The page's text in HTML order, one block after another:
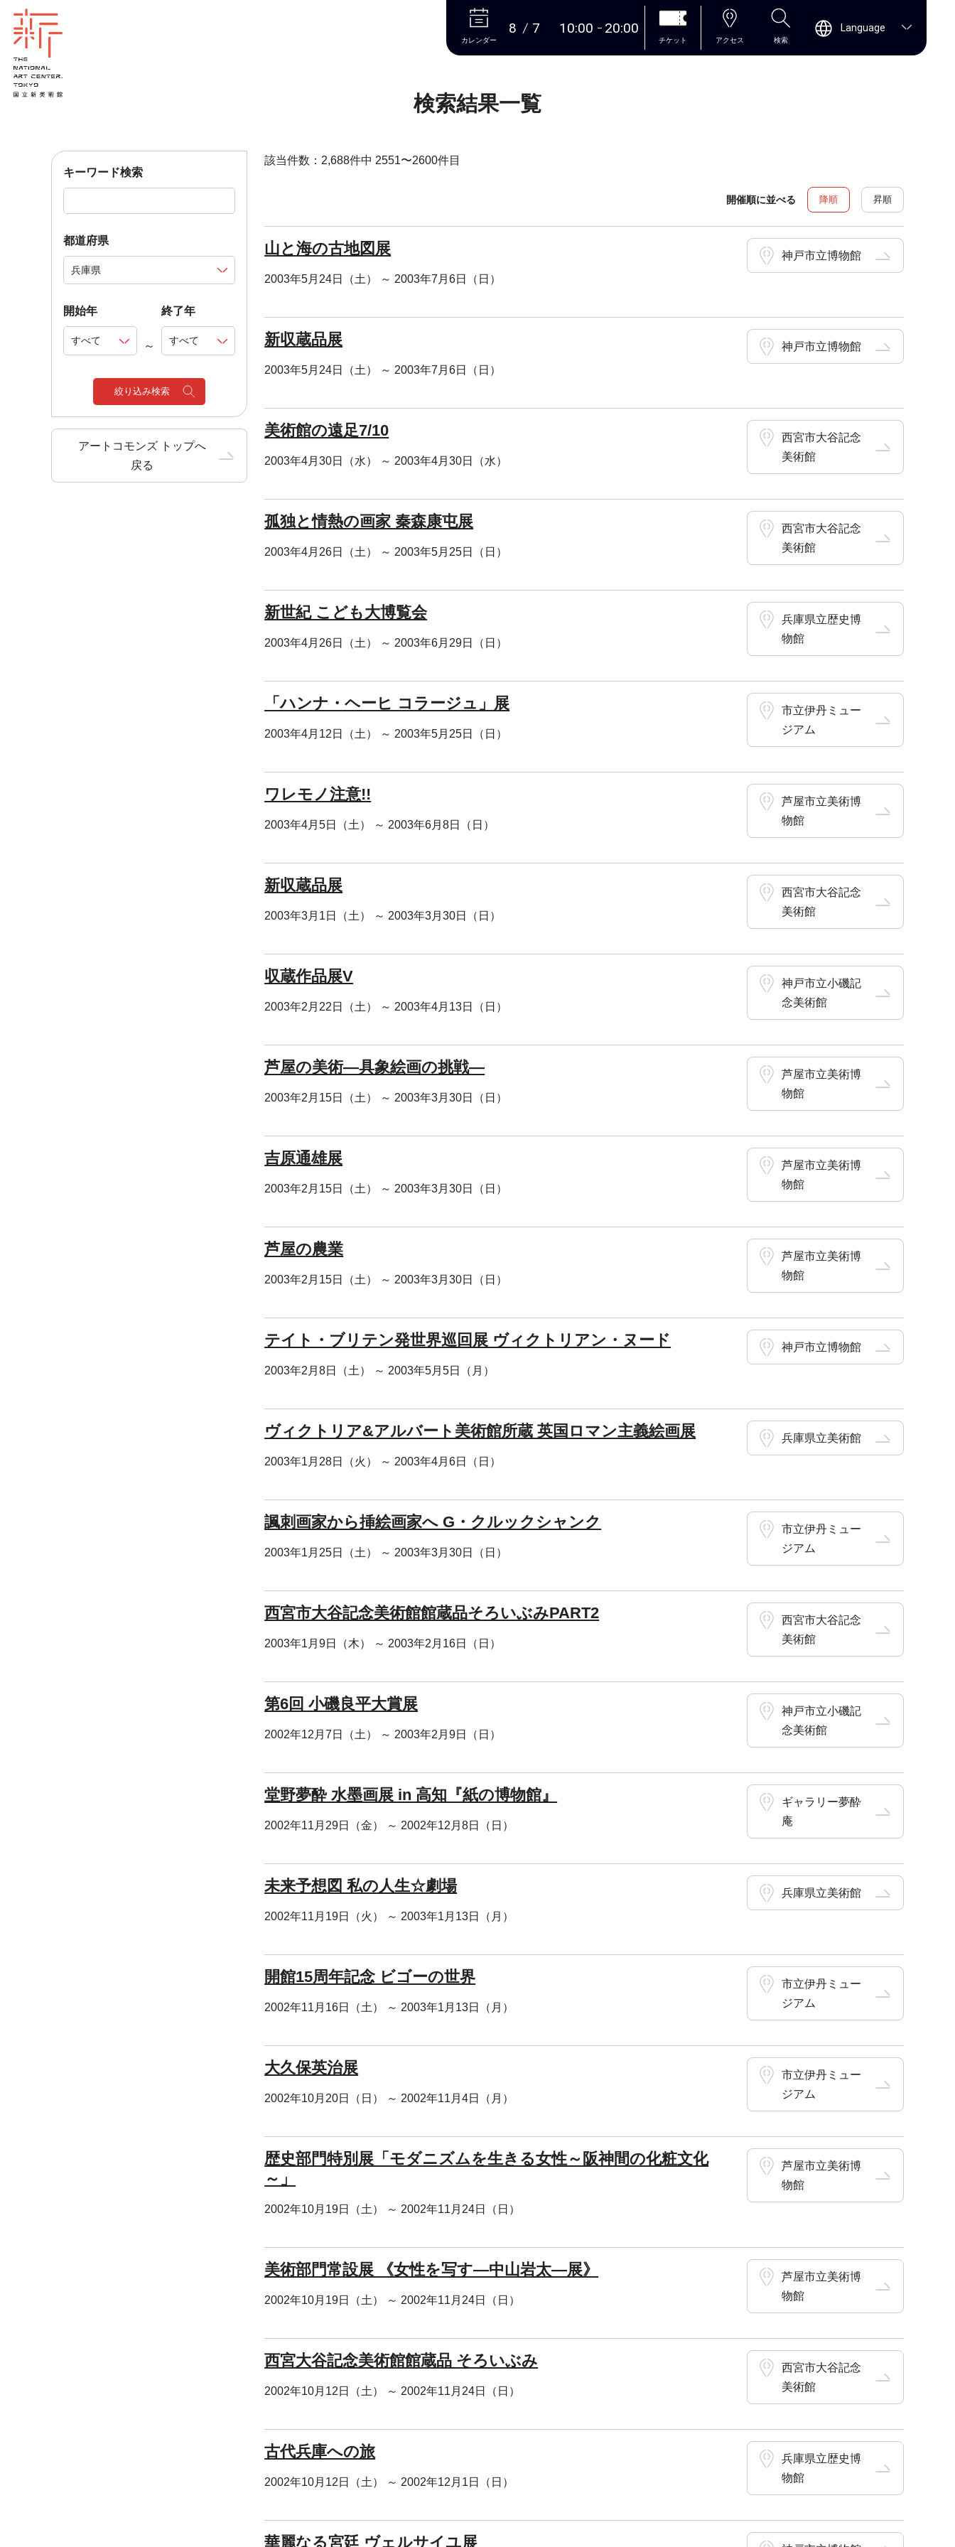
本文へ
カレンダー
8 7 10:00 20:00
チケット アクセス 検索
Language
検索結果一覧
キーワード検索
都道府県
開始年
～
終了年
絞り込み検索
アートコモンズ トップへ
戻る
該当件数：2,688件中 2551〜2600件目
開催順に並べる 降順 昇順
山と海の古地図展
2003年5月24日（土） ～ 2003年7月6日（日）
神戸市立博物館
新収蔵品展
2003年5月24日（土） ～ 2003年7月6日（日）
神戸市立博物館
美術館の遠足7/10
2003年4月30日（水） ～ 2003年4月30日（水）
西宮市大谷記念
美術館
孤独と情熱の画家 秦森康屯展
2003年4月26日（土） ～ 2003年5月25日（日）
西宮市大谷記念
美術館
新世紀 こども大博覧会
2003年4月26日（土） ～ 2003年6月29日（日）
兵庫県立歴史博
物館
「ハンナ・ヘーヒ コラージュ」展
2003年4月12日（土） ～ 2003年5月25日（日）
市立伊丹ミュー
ジアム
ワレモノ注意!!
2003年4月5日（土） ～ 2003年6月8日（日）
芦屋市立美術博
物館
新収蔵品展
2003年3月1日（土） ～ 2003年3月30日（日）
西宮市大谷記念
美術館
収蔵作品展V
2003年2月22日（土） ～ 2003年4月13日（日）
神戸市立小磯記
念美術館
芦屋の美術―具象絵画の挑戦―
2003年2月15日（土） ～ 2003年3月30日（日）
芦屋市立美術博
物館
吉原通雄展
2003年2月15日（土） ～ 2003年3月30日（日）
芦屋市立美術博
物館
芦屋の農業
2003年2月15日（土） ～ 2003年3月30日（日）
芦屋市立美術博
物館
テイト・ブリテン発世界巡回展 ヴィクトリアン・ヌード
2003年2月8日（土） ～ 2003年5月5日（月）
神戸市立博物館
ヴィクトリア&アルバート美術館所蔵 英国ロマン主義絵画展
2003年1月28日（火） ～ 2003年4月6日（日）
兵庫県立美術館
諷刺画家から挿絵画家へ G・クルックシャンク
2003年1月25日（土） ～ 2003年3月30日（日）
市立伊丹ミュー
ジアム
西宮市大谷記念美術館館蔵品そろいぶみPART2
2003年1月9日（木） ～ 2003年2月16日（日）
西宮市大谷記念
美術館
第6回 小磯良平大賞展
2002年12月7日（土） ～ 2003年2月9日（日）
神戸市立小磯記
念美術館
堂野夢酔 水墨画展 in 高知『紙の博物館』
2002年11月29日（金） ～ 2002年12月8日（日）
ギャラリー夢酔
庵
未来予想図 私の人生☆劇場
2002年11月19日（火） ～ 2003年1月13日（月）
兵庫県立美術館
開館15周年記念 ビゴーの世界
2002年11月16日（土） ～ 2003年1月13日（月）
市立伊丹ミュー
ジアム
大久保英治展
2002年10月20日（日） ～ 2002年11月4日（月）
市立伊丹ミュー
ジアム
歴史部門特別展「モダニズムを生きる女性～阪神間の化粧文化
～」
2002年10月19日（土） ～ 2002年11月24日（日）
芦屋市立美術博
物館
美術部門常設展 《女性を写す―中山岩太―展》
2002年10月19日（土） ～ 2002年11月24日（日）
芦屋市立美術博
物館
西宮大谷記念美術館館蔵品 そろいぶみ
2002年10月12日（土） ～ 2002年11月24日（日）
西宮市大谷記念
美術館
古代兵庫への旅
2002年10月12日（土） ～ 2002年12月1日（日）
兵庫県立歴史博
物館
華麗なる宮廷 ヴェルサイユ展